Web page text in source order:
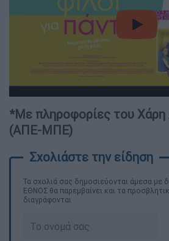
video
*Με πληροφορίες του
(ΑΠΕ-ΜΠΕ)
Τα σχολιά σας δημοσιεύονται άμεσα με
ΕΘΝΟΣ θα παρεμβαίνει και τα
διαγράφονται